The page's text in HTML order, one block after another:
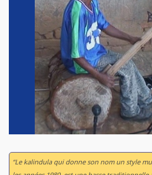
“Le kalindula qui donne son nom un style